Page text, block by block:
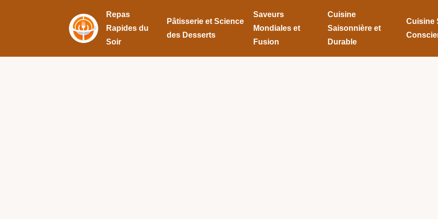
Repas
Rapides du
Soir
Pâtisserie et Science
des Desserts
Saveurs
Mondiales et
Fusion
Cuisine
Saisonnière et
Durable
Cuisine